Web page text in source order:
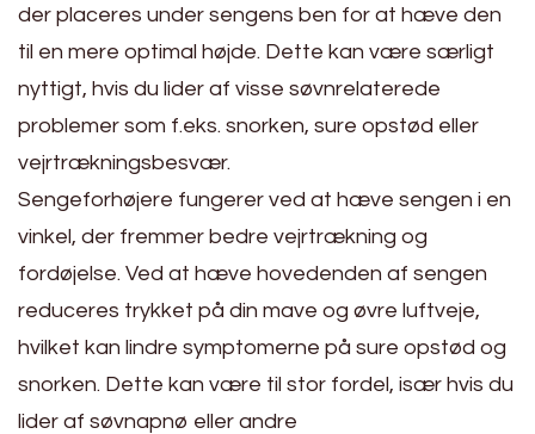
der placeres under sengens ben for at hæve den
til en mere optimal højde. Dette kan være særligt
nyttigt, hvis du lider af visse søvnrelaterede
problemer som f.eks. snorken, sure opstød eller
vejrtrækningsbesvær.
Sengeforhøjere fungerer ved at hæve sengen i en
vinkel, der fremmer bedre vejrtrækning og
fordøjelse. Ved at hæve hovedenden af sengen
reduceres trykket på din mave og øvre luftveje,
hvilket kan lindre symptomerne på sure opstød og
snorken. Dette kan være til stor fordel, især hvis du
lider af søvnapnø eller andre